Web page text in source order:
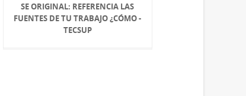
SE ORIGINAL: REFERENCIA LAS
FUENTES DE TU TRABAJO ¿CÓMO -
TECSUP